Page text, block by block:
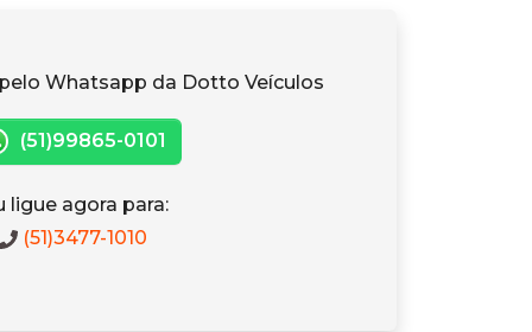
Whatsapp da Dotto Veículos
(51)99865-0101
ligue agora para:
(51)3477-1010